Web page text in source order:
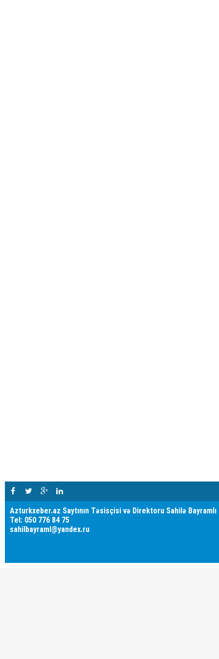
Azturkxeber.az Saytının Təsisçisi və Direktoru Sahilə Bayramlı
Tel: 050 776 84 75
sahilbayraml@yandex.ru